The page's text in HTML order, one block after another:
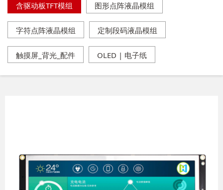
含驱动板TFT模组 图形点阵液晶模组
字符点阵液晶模组 定制段码液晶模组
触摸屏_背光_配件 OLED | 电子纸